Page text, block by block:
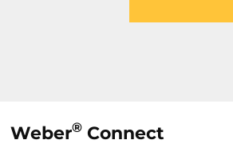
Weber® Connect